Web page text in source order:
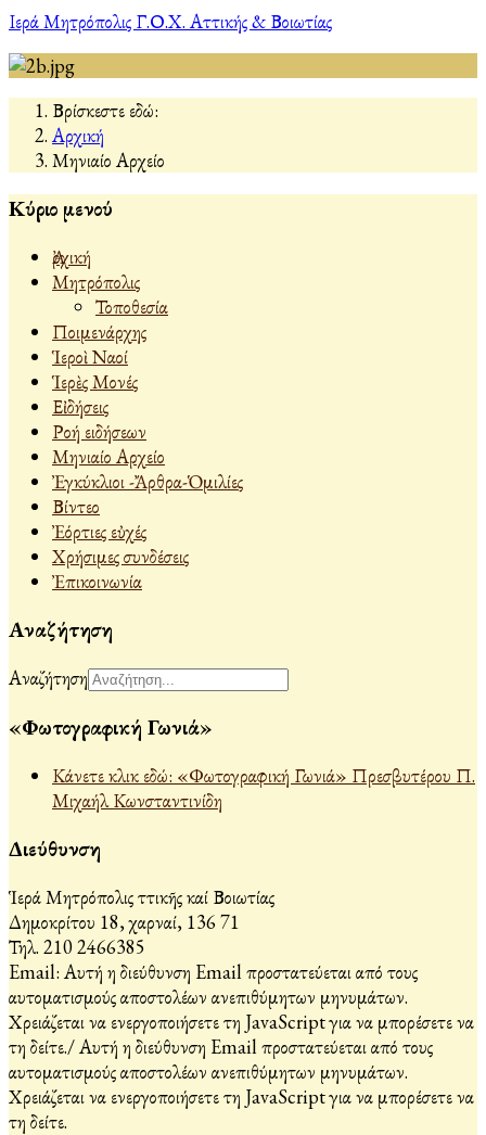
Ιερά Μητρόπολις Γ.Ο.Χ. Αττικής & Βοιωτίας
Βρίσκεστε εδώ:
Αρχική
Μηνιαίο Αρχείο
Κύριο μενού
Ἀρχική
Μητρόπολις
Τοποθεσία
Ποιμενάρχης
Ἱεροὶ Ναοί
Ἱερὲς Μονές
Εἰδήσεις
Ροή ειδήσεων
Μηνιαίο Αρχείο
Ἐγκύκλιοι -Ἄρθρα-Ὁμιλίες
Βίντεο
Ἐόρτιες εὐχές
Χρήσιμες συνδέσεις
Ἐπικοινωνία
Αναζήτηση
Αναζήτηση
«Φωτογραφική Γωνιά»
Κάνετε κλικ εδώ: «Φωτογραφική Γωνιά» Πρεσβυτέρου Π.
Μιχαήλ Κωνσταντινίδη
Διεύθυνση
Ἱερά Μητρόπολις Ἀττικῆς καί Βοιωτίας
Δημοκρίτου 18, Ἀχαρναί, 136 71
Τηλ. 210 2466385
Email: Αυτή η διεύθυνση Email προστατεύεται από τους
αυτοματισμούς αποστολέων ανεπιθύμητων μηνυμάτων.
Χρειάζεται να ενεργοποιήσετε τη JavaScript για να μπορέσετε να
τη δείτε./Αυτή η διεύθυνση Email προστατεύεται από τους
αυτοματισμούς αποστολέων ανεπιθύμητων μηνυμάτων.
Χρειάζεται να ενεργοποιήσετε τη JavaScript για να μπορέσετε να
τη δείτε.